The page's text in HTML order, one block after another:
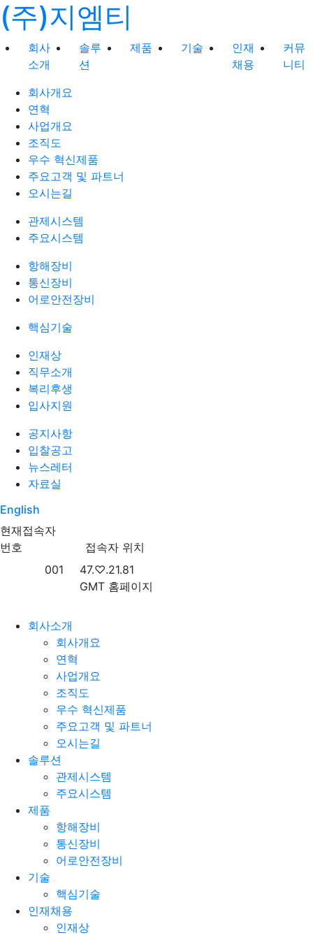
(주)지엠티
회사
소개
솔루
션
제품 기술
인재
채용
커뮤
니티
회사개요
연혁
사업개요
조직도
우수 혁신제품
주요고객 및 파트너
오시는길
관제시스템
주요시스템
항해장비
통신장비
어로안전장비
핵심기술
인재상
직무소개
복리후생
입사지원
공지사항
입찰공고
뉴스레터
자료실
English
현재접속자
현재 접속자 목록
번호
접속자 위치
번호
001 접속자
47.♡.21.81
GMT 홈페이지
회사소개
회사개요
연혁
사업개요
조직도
우수 혁신제품
주요고객 및 파트너
오시는길
솔루션
관제시스템
주요시스템
제품
항해장비
통신장비
어로안전장비
기술
핵심기술
인재채용
인재상